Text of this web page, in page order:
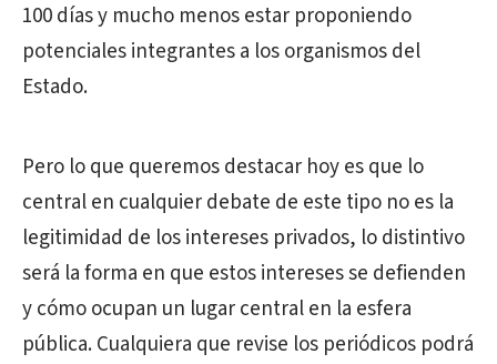
100 días y mucho menos estar proponiendo
potenciales integrantes a los organismos del
Estado.
Pero lo que queremos destacar hoy es que lo
central en cualquier debate de este tipo no es la
legitimidad de los intereses privados, lo distintivo
será la forma en que estos intereses se defienden
y cómo ocupan un lugar central en la esfera
pública. Cualquiera que revise los periódicos podrá